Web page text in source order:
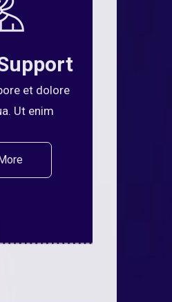
et dolore
Ut enim